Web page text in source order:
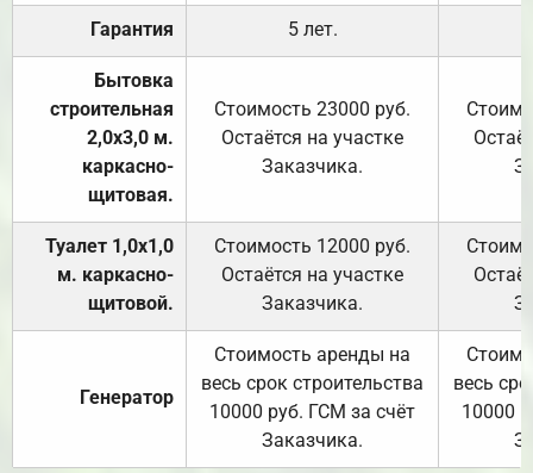
Гарантия 5 лет.
Бытовка
строительная
2,0х3,0 м.
каркасно-
щитовая.
Стоимость 23000 руб.
Остаётся на участке
Заказчика.
Туалет 1,0х1,0
м. каркасно-
щитовой.
Стоимость 12000 руб.
Остаётся на участке
Заказчика.
Генератор
Стоимость аренды на
весь срок строительства
10000 руб. ГСМ за счёт
Заказчика.
весь
10000